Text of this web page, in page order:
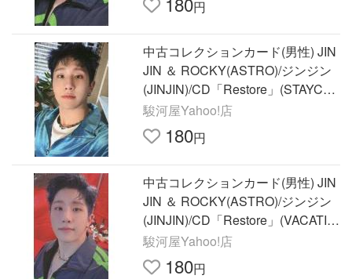
円
中古コレクションカード(男性) JIN
JIN ＆ ROCKY(ASTRO)/ジンジン
(JINJIN)/CD「Restore」(STAYCAT
ION ver.)封入特典フォトカ
駿河屋Yahoo!店
180円
中古コレクションカード(男性) JIN
JIN ＆ ROCKY(ASTRO)/ジンジン
(JINJIN)/CD「Restore」(VACATIO
N ver.)封入特典フォトカー
駿河屋Yahoo!店
180円